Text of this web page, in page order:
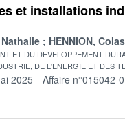
et installations
Nathalie HENNION, Colas
ET DU DEVELOPPEMENT
DE L'ENERGIE ET DES
2025 Affaire n°015042-